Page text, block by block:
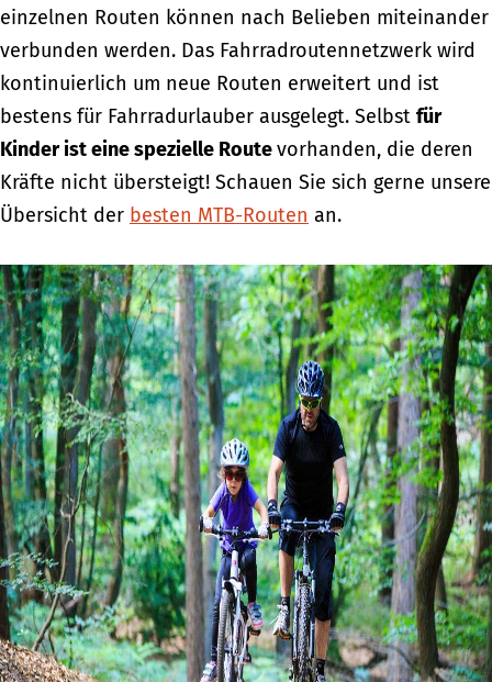
einzelnen Routen können nach Belieben miteinander
verbunden werden. Das Fahrradroutennetzwerk wird
kontinuierlich um neue Routen erweitert und ist
bestens für Fahrradurlauber ausgelegt. Selbst für
Kinder ist eine spezielle Routevorhanden, die deren
Kräfte nicht übersteigt! Schauen Sie sich gerne unsere
Übersicht der besten MTB-Routen an.